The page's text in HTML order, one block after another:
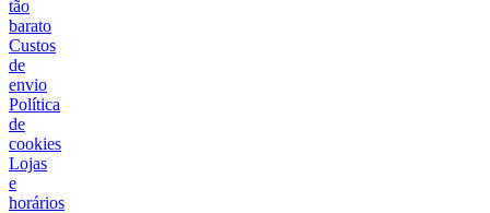
tão
barato
Custos
de
envio
Política
de
cookies
Lojas
e
horários